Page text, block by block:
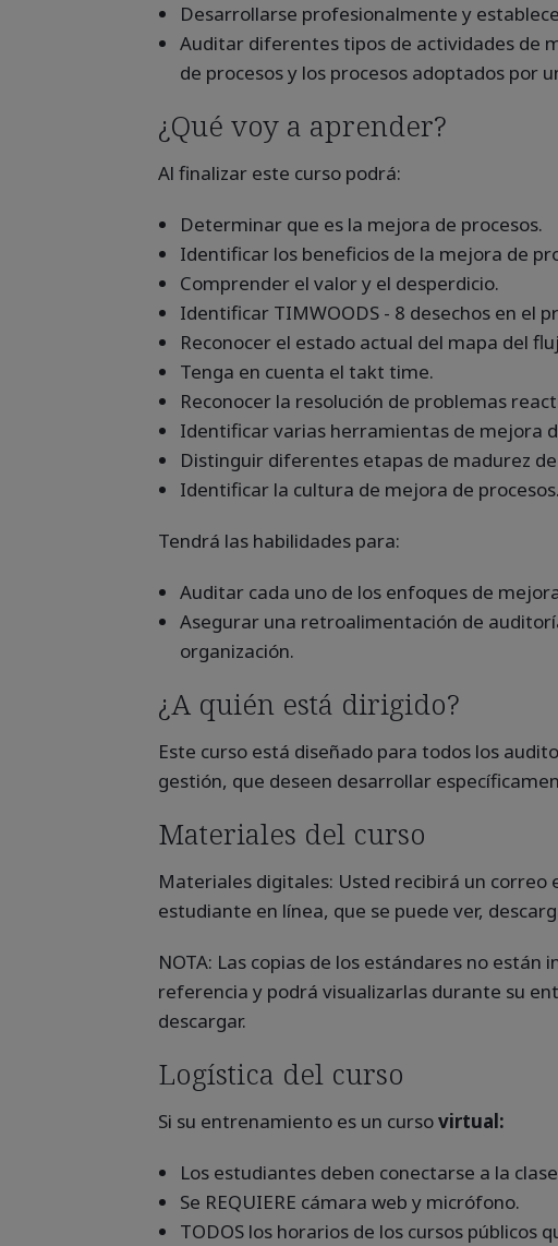
Desarrollarse profesionalmente y
Auditar diferentes tipos de actividades de
de procesos y los procesos adoptados por
¿Qué voy a aprender?
Al finalizar este curso podrá:
Determinar que es la mejora de procesos.
Identificar los beneficios de la mejora de
Comprender el valor y el desperdicio.
Identificar TIMWOODS - 8 desechos en el
Reconocer el estado actual del mapa del
Tenga en cuenta el takt time.
Reconocer la resolución de problemas
Identificar varias herramientas de mejora
Distinguir diferentes etapas de madurez
Identificar la cultura de mejora de procesos.
Tendrá las habilidades para:
Auditar cada uno de los enfoques de
Asegurar una retroalimentación de
organización.
¿A quién está dirigido?
Este curso está diseñado para todos los
gestión, que deseen desarrollar
Materiales del curso
Materiales digitales: Usted recibirá un correo
estudiante en línea, que se puede ver,
NOTA: Las copias de los estándares no
referencia y podrá visualizarlas durante su
descargar.
Logística del curso
Si su entrenamiento es un cursovirtual:
Los estudiantes deben conectarse a la
Se REQUIERE cámara web y micrófono.
TODOS los horarios de los cursos públicos